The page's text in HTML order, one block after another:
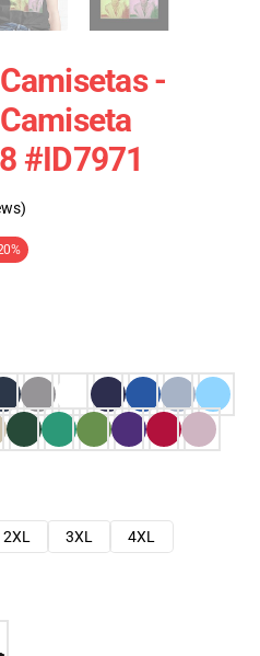
-
#ID7971
2XL 3XL
4XL